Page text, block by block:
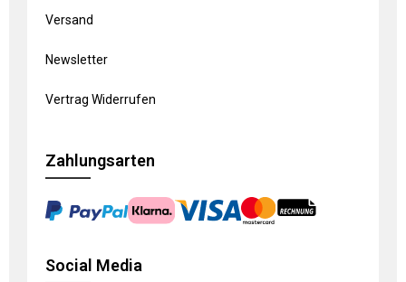
Versand
Newsletter
Vertrag Widerrufen
Zahlungsarten
Social Media